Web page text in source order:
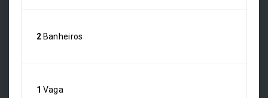
2 Banheiros
1 Vaga